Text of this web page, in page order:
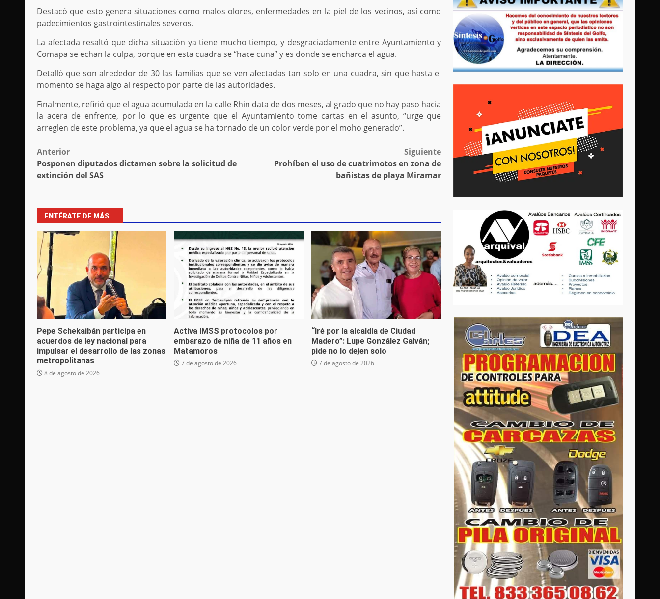
Destacó que esto genera situaciones como malos olores, enfermedades en la piel de los vecinos, así como
padecimientos gastrointestinales severos.
La afectada resaltó que dicha situación ya tiene mucho tiempo, y desgraciadamente entre Ayuntamiento y
Comapa se echan la culpa, porque en esta cuadra se “hace cuna” y es donde se encharca el agua.
Detalló que son alrededor de 30 las familias que se ven afectadas tan solo en una cuadra, sin que hasta el
momento se haga algo al respecto por parte de las autoridades.
Finalmente, refirió que el agua acumulada en la calle Rhin data de dos meses, al grado que no hay paso hacia
la acera de enfrente, por lo que es urgente que el Ayuntamiento tome cartas en el asunto, “urge que
arreglen de este problema, ya que el agua se ha tornado de un color verde por el moho generado”.
Post
navigation
Anterior
Posponen diputados dictamen sobre la solicitud de
extinción del SAS
Siguiente
Prohíben el uso de cuatrimotos en zona de
bañistas de playa Miramar
ENTÉRATE DE MÁS...
Pepe Schekaibán participa en
acuerdos de ley nacional para
impulsar el desarrollo de las zonas
metropolitanas
8 de agosto de 2026
Activa IMSS protocolos por
embarazo de niña de 11 años en
Matamoros
7 de agosto de 2026
“Iré por la alcaldía de Ciudad
Madero”: Lupe González Galván;
pide no lo dejen solo
7 de agosto de 2026